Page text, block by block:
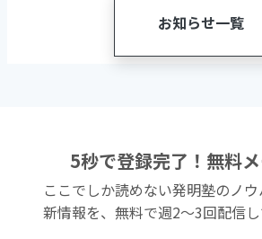
お知らせ一覧
5秒で登録完了！無料
ここでしか読めない発明塾のノ
新情報を、無料で週2〜3回配信し